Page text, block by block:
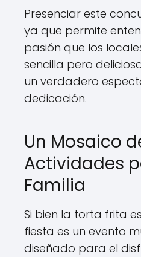
Presenciar este
ya que permite
pasión que los
sencilla pero
un verdadero
dedicación.
Un Mosaico
Actividades
Familia
Si bien la torta frita
fiesta es un evento
diseñado para el